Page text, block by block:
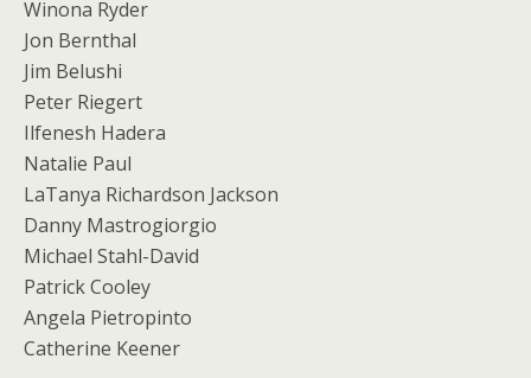
Winona Ryder
Jon Bernthal
Jim Belushi
Peter Riegert
Ilfenesh Hadera
Natalie Paul
LaTanya Richardson Jackson
Danny Mastrogiorgio
Michael Stahl-David
Patrick Cooley
Angela Pietropinto
Catherine Keener